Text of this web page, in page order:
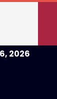
2026